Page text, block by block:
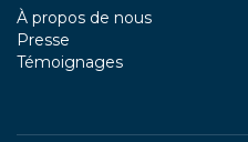
À propos de nous
Presse
Témoignages